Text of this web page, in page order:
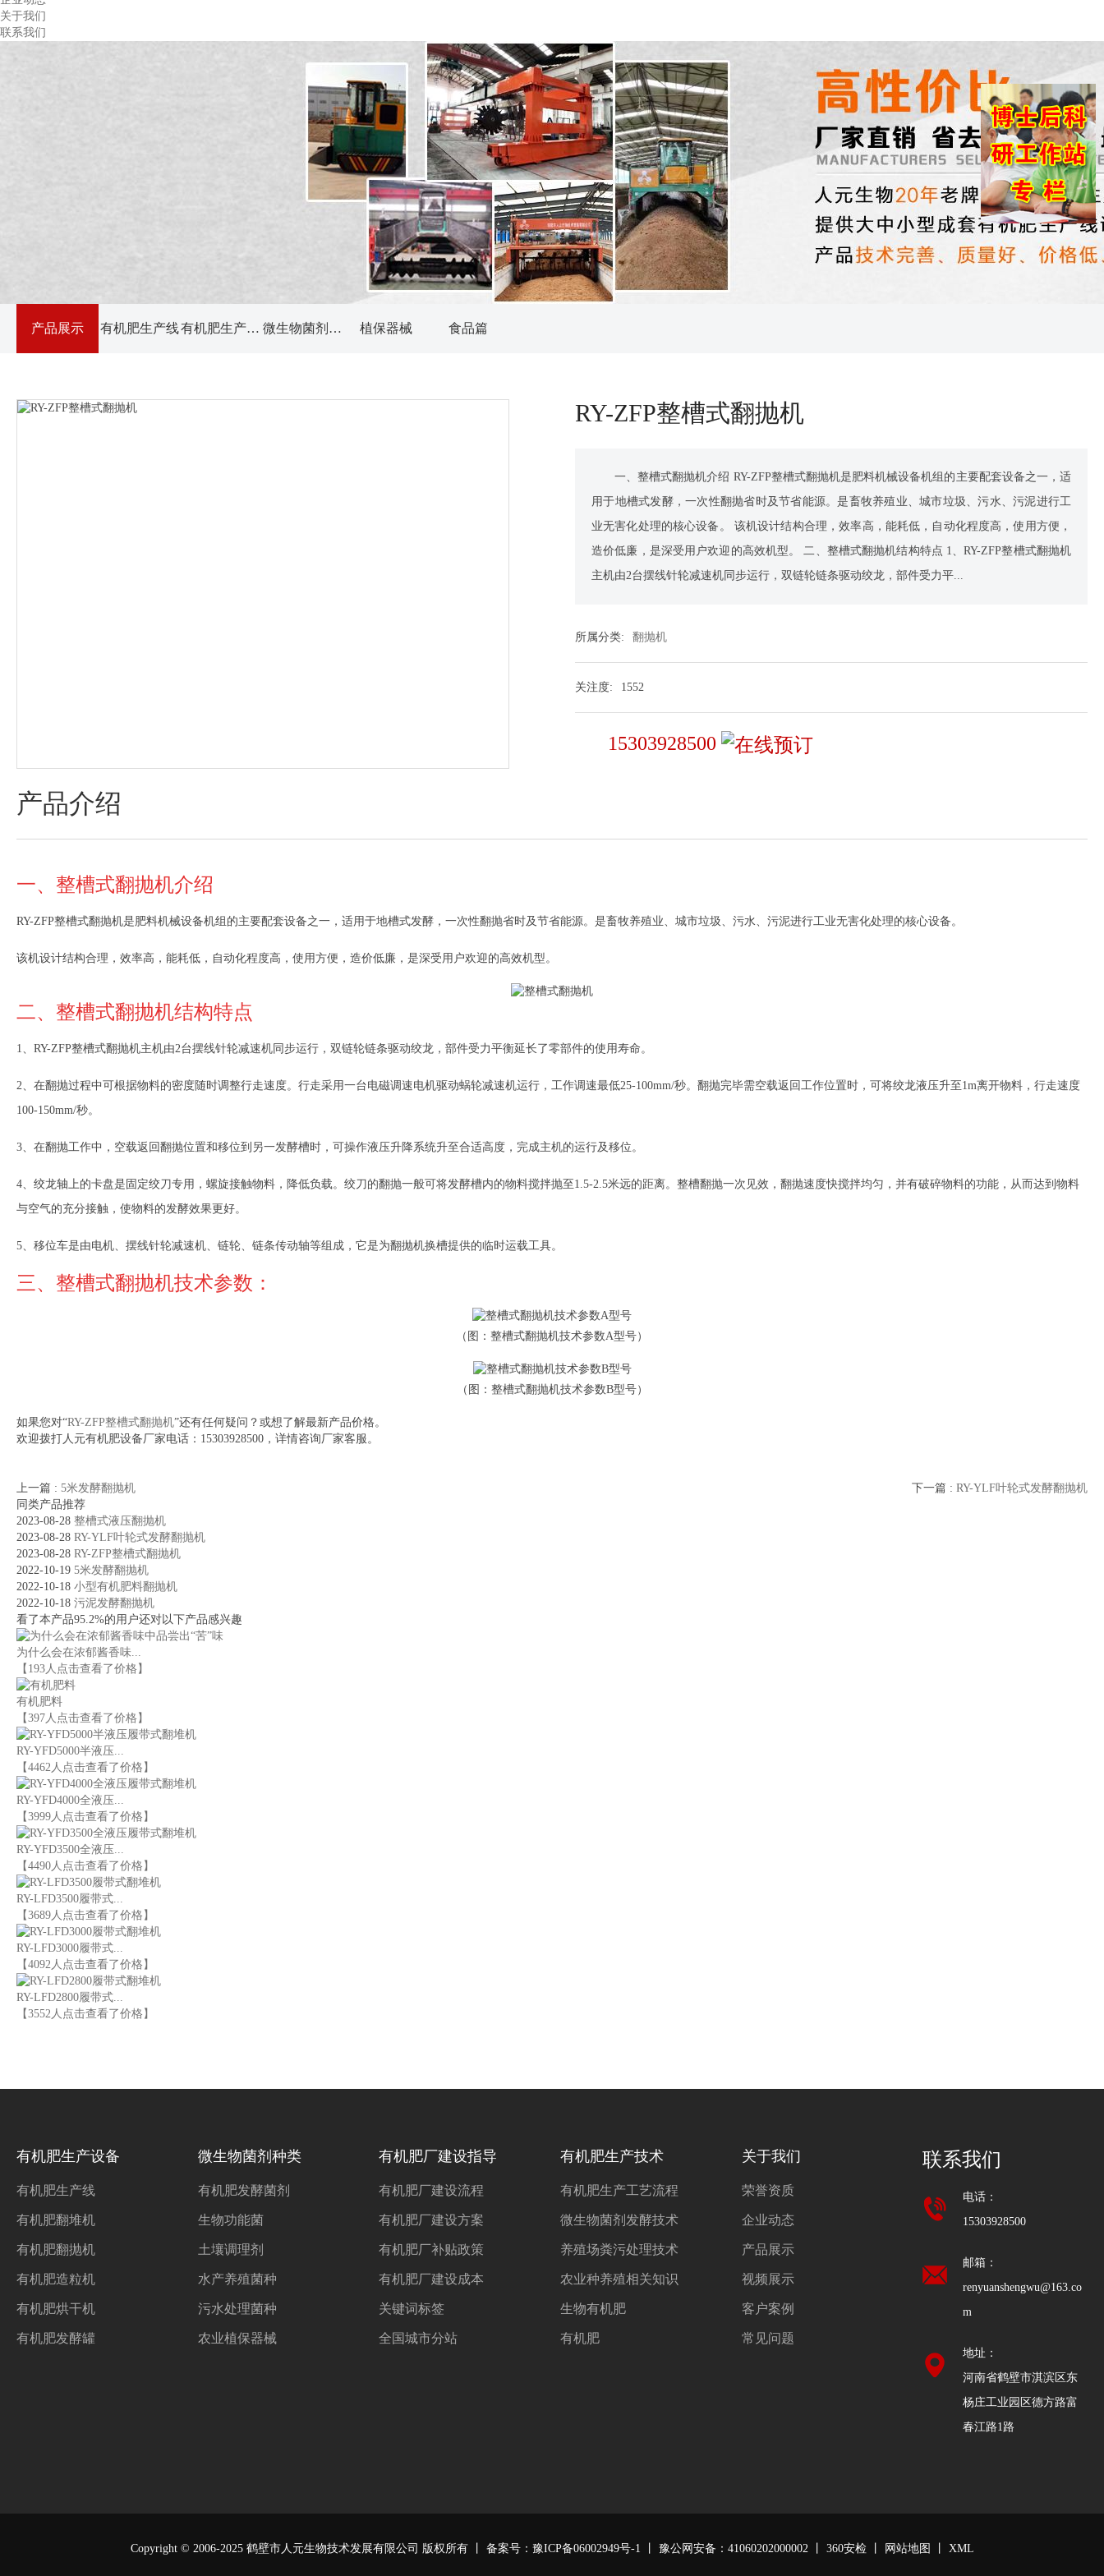
关于我们
联系我们
产品展示 有机肥生产线 有机肥生产设备 微生物菌剂种类 植保器械 食品篇
RY-ZFP整槽式翻抛机
一、整槽式翻抛机介绍 RY-ZFP整槽式翻抛机是肥料机械设备机组的主要配套设备之一，适
用于地槽式发酵，一次性翻抛省时及节省能源。是畜牧养殖业、城市垃圾、污水、污泥进行工
业无害化处理的核心设备。 该机设计结构合理，效率高，能耗低，自动化程度高，使用方便，
造价低廉，是深受用户欢迎的高效机型。 二、整槽式翻抛机结构特点 1、RY-ZFP整槽式翻抛机
主机由2台摆线针轮减速机同步运行，双链轮链条驱动绞龙，部件受力平...
所属分类: 翻抛机
关注度: 1552
15303928500
产品介绍
一、整槽式翻抛机介绍
RY-ZFP整槽式翻抛机是肥料机械设备机组的主要配套设备之一，适用于地槽式发酵，一次性翻抛省时及节省能源。是畜牧养殖业、城市垃圾、污水、污泥进行工业无害化处理的核心设备。
该机设计结构合理，效率高，能耗低，自动化程度高，使用方便，造价低廉，是深受用户欢迎的高效机型。
二、整槽式翻抛机结构特点
1、RY-ZFP整槽式翻抛机主机由2台摆线针轮减速机同步运行，双链轮链条驱动绞龙，部件受力平衡延长了零部件的使用寿命。
2、在翻抛过程中可根据物料的密度随时调整行走速度。行走采用一台电磁调速电机驱动蜗轮减速机运行，工作调速最低25-100mm/秒。翻抛完毕需空载返回工作位置时，可将绞龙液压升至1m离开物料，行走速度
100-150mm/秒。
3、在翻抛工作中，空载返回翻抛位置和移位到另一发酵槽时，可操作液压升降系统升至合适高度，完成主机的运行及移位。
4、绞龙轴上的卡盘是固定绞刀专用，螺旋接触物料，降低负载。绞刀的翻抛一般可将发酵槽内的物料搅拌抛至1.5-2.5米远的距离。整槽翻抛一次见效，翻抛速度快搅拌均匀，并有破碎物料的功能，从而达到物料
与空气的充分接触，使物料的发酵效果更好。
5、移位车是由电机、摆线针轮减速机、链轮、链条传动轴等组成，它是为翻抛机换槽提供的临时运载工具。
三、整槽式翻抛机技术参数：
（图：整槽式翻抛机技术参数A型号）
（图：整槽式翻抛机技术参数B型号）
如果您对“RY-ZFP整槽式翻抛机”还有任何疑问？或想了解最新产品价格。
欢迎拨打人元有机肥设备厂家电话： 15303928500 ，详情咨询厂家客服。
上一篇 : 5米发酵翻抛机 下一篇 : RY-YLF叶轮式发酵翻抛机
同类产品推荐
2023-08-28 整槽式液压翻抛机
2023-08-28 RY-YLF叶轮式发酵翻抛机
2023-08-28 RY-ZFP整槽式翻抛机
2022-10-19 5米发酵翻抛机
2022-10-18 小型有机肥料翻抛机
2022-10-18 污泥发酵翻抛机
看了本产品95.2%的用户还对以下产品感兴趣
为什么会在浓郁酱香味...
【193人点击查看了价格】
有机肥料
【397人点击查看了价格】
RY-YFD5000半液压...
【4462人点击查看了价格】
RY-YFD4000全液压...
【3999人点击查看了价格】
RY-YFD3500全液压...
【4490人点击查看了价格】
RY-LFD3500履带式...
【3689人点击查看了价格】
RY-LFD3000履带式...
【4092人点击查看了价格】
RY-LFD2800履带式...
【3552人点击查看了价格】
有机肥生产设备
有机肥生产线
有机肥翻堆机
有机肥翻抛机
有机肥造粒机
有机肥烘干机
有机肥发酵罐
微生物菌剂种类
有机肥发酵菌剂
生物功能菌
土壤调理剂
水产养殖菌种
污水处理菌种
农业植保器械
有机肥厂建设指导
有机肥厂建设流程
有机肥厂建设方案
有机肥厂补贴政策
有机肥厂建设成本
关键词标签
全国城市分站
有机肥生产技术
有机肥生产工艺流程
微生物菌剂发酵技术
养殖场粪污处理技术
农业种养殖相关知识
生物有机肥
有机肥
关于我们
荣誉资质
企业动态
产品展示
视频展示
客户案例
常见问题
联系我们
电话：
15303928500
邮箱：
renyuanshengwu@163.co
m
地址：
河南省鹤壁市淇滨区东
杨庄工业园区德方路富
春江路1路
Copyright © 2006-2025 鹤壁市人元生物技术发展有限公司 版权所有 丨 备案号： 豫ICP备06002949号-1 丨 豫公网安备： 41060202000002丨 360安检 网站地图 XML